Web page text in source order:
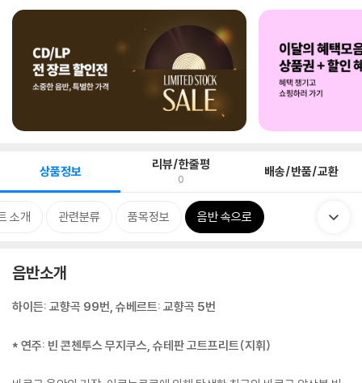
상품정보 리뷰/한줄평
0 배송/반품/교환
소개 관련분류 품목정보 음반 속으로
음반소개
하이든: 교향곡 99번, 슈베르트: 교향곡 5번
* 연주: 빈 콘첸투스 무지쿠스, 슈테판 고트프리트(지휘)